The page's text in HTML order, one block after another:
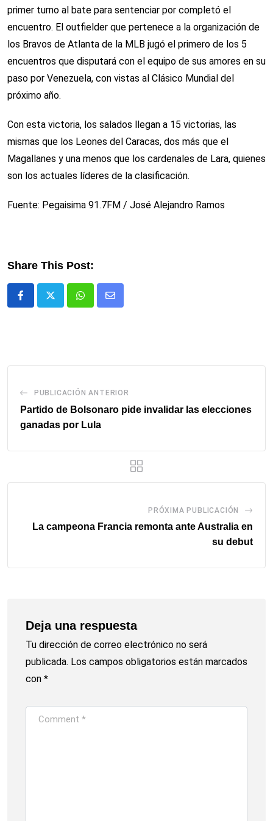
primer turno al bate para sentenciar por completó el
encuentro. El outfielder que pertenece a la organización de
los Bravos de Atlanta de la MLB jugó el primero de los 5
encuentros que disputará con el equipo de sus amores en su
paso por Venezuela, con vistas al Clásico Mundial del
próximo año.
Con esta victoria, los salados llegan a 15 victorias, las
mismas que los Leones del Caracas, dos más que el
Magallanes y una menos que los cardenales de Lara, quienes
son los actuales líderes de la clasificación.
Fuente: Pegaisima 91.7FM / José Alejandro Ramos
Share This Post:
WhatsappComparte
PUBLICACIÓN ANTERIOR
Partido de Bolsonaro pide invalidar las elecciones
ganadas por Lula
PRÓXIMA PUBLICACIÓN
La campeona Francia remonta ante Australia en
su debut
Deja una respuesta
Tu dirección de correo electrónico no será
publicada. Los campos obligatorios están marcados
con *